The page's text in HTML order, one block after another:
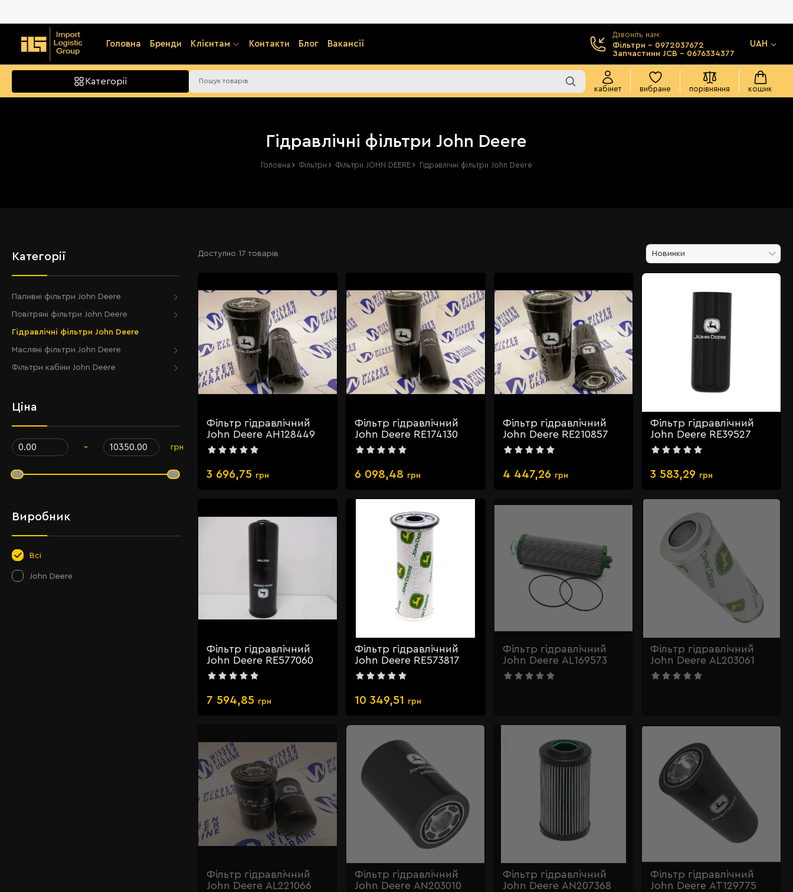
Головна Бренди Клієнтам Контакти Блог Вакансії
Дзвоніть нам:
Фільтри - 0972037672
Запчастини JCB - 0676334377
UAH
Категорії
кабінет вибране порівняння кошик
Гідравлічні фільтри John Deere
Головна Фільтри Фільтри JOHN DEERE Гідравлічні фільтри John Deere
Категорії
Паливні фільтри John Deere
Повітряні фільтри John Deere
Гідравлічні фільтри John Deere
Масляні фільтри John Deere
Фільтри кабіни John Deere
Ціна
- грн
Виробник
Всі
John Deere
Доступно 17 товарів Новинки
Фільтр гідравлічний
John Deere AH128449
3 696,75 грн
Фільтр гідравлічний
John Deere RE174130
6 098,48 грн
Фільтр гідравлічний
John Deere RE210857
4 447,26 грн
Фільтр гідравлічний
John Deere RE39527
3 583,29 грн
Фільтр гідравлічний
John Deere RE577060
7 594,85 грн
Фільтр гідравлічний
John Deere RE573817
10 349,51 грн
Фільтр гідравлічний
John Deere AL169573
Фільтр гідравлічний
John Deere AL203061
Фільтр гідравлічний
John Deere AL221066
Фільтр гідравлічний
John Deere AN203010
Фільтр гідравлічний
John Deere AN207368
Фільтр гідравлічний
John Deere AT129775